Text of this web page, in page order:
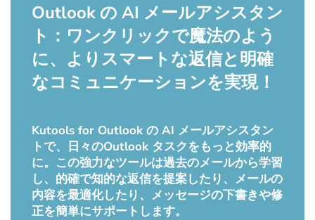
Outlook の AI メールアシスタン
ト：ワンクリックで魔法のよう
に、よりスマートな返信と明確
なコミュニケーションを実現！
Kutools for Outlook の AI メールアシスタン
トで、日々のOutlook タスクをもっと効率的
に。この強力なツールは過去のメールから学習
し、的確で知的な返信を提案したり、メールの
内容を最適化したり、メッセージの下書きや修
正を簡単にサポートします。